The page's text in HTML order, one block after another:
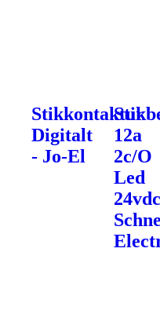
Stikkontaktur
Digitalt
- Jo-El
12a
2c/O
Led